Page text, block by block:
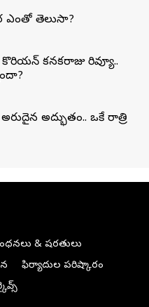
ఎంతో తెలుసా?
కొరియన్ కనకరాజు రివ్యూ..
అద్భుతం.. ఒకే రాత్రి
& షరతులు
ఫిర్యాదుల పరిష్కారం